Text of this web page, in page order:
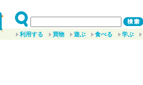
利用する 買物 遊ぶ 食べる 学ぶ